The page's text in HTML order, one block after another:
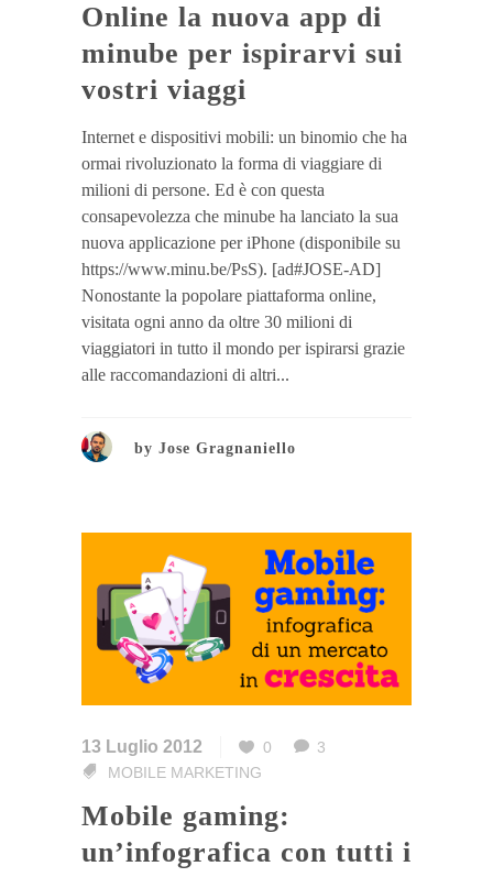
Online la nuova app di
minube per ispirarvi sui
vostri viaggi
Internet e dispositivi mobili: un binomio che ha
ormai rivoluzionato la forma di viaggiare di
milioni di persone. Ed è con questa
consapevolezza che minube ha lanciato la sua
nuova applicazione per iPhone (disponibile su
https://www.minu.be/PsS). [ad#JOSE-AD]
Nonostante la popolare piattaforma online,
visitata ogni anno da oltre 30 milioni di
viaggiatori in tutto il mondo per ispirarsi grazie
alle raccomandazioni di altri...
by Jose Gragnaniello
13 Luglio 2012 0
3
MOBILE MARKETING
Mobile gaming:
un’infografica con tutti i